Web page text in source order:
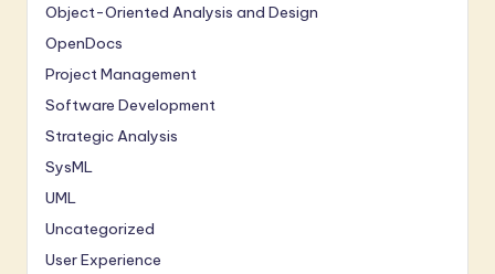
Object-Oriented Analysis and Design
OpenDocs
Project Management
Software Development
Strategic Analysis
SysML
UML
Uncategorized
User Experience